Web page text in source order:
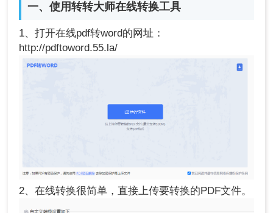
一、使用转转大师在线转换工具
1、打开在线pdf转word的网址：
http://pdftoword.55.la/
2、在线转换很简单，直接上传要转换的PDF文件。